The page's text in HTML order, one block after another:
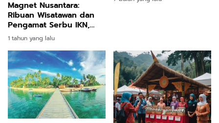
Magnet Nusantara:
Ribuan Wisatawan dan
Pengamat Serbu IKN,
dari Kalimantan hingga
Eropa
1 tahun yang lalu